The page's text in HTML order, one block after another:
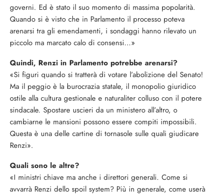
governi. Ed è stato il suo momento di massima popolarità.
Quando si è visto che in Parlamento il processo poteva
arenarsi tra gli emendamenti, i sondaggi hanno rilevato un
piccolo ma marcato calo di consensi…»
Quindi, Renzi in Parlamento potrebbe arenarsi?
«Si figuri quando si tratterà di votare l’abolizione del Senato!
Ma il peggio è la burocrazia statale, il monopolio giuridico
ostile alla cultura gestionale e naturaliter colluso con il potere
sindacale. Spostare uscieri da un ministero all’altro, o
cambiarne le mansioni possono essere compiti impossibili.
Questa è una delle cartine di tornasole sulle quali giudicare
Renzi».
Quali sono le altre?
«I ministri chiave ma anche i direttori generali. Come si
avvarrà Renzi dello spoil system? Più in generale, come userà